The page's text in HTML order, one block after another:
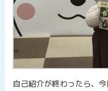
自己紹介が終わったら、